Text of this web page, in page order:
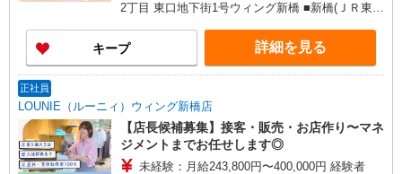
2丁目 東口地下街1号ウィング新橋 ■新橋(ＪＲ東海
口(約1分) ■新橋(ＪＲ京浜東北線)日比谷口(約1分)
キープ 詳細を見る
正社員
LOUNIE（ルーニィ）ウィング新橋店
【店長候補募集】接客・販売・お店作り〜マネ
ジメントまでお任せします◎
未経験：月給243,800円〜400,000円 経験者